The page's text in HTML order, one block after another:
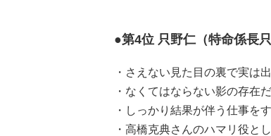
●第4位 只野仁（特命係長只
・さえない見た目の裏で実は
・なくてはならない影の存在
・しっかり結果が伴う仕事を
・高橋克典さんのハマリ役と